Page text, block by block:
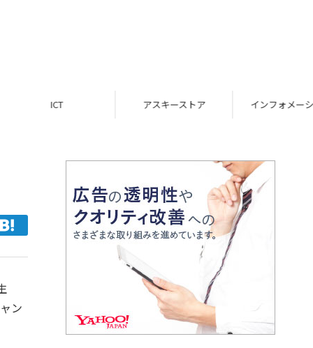
アスキーストア インフォメーション
ン